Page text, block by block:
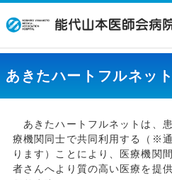
あきたハートフルネッ
あきたハートフルネットは、
療機関同士で共同利用する（※
ります）ことにより、医療機関
者さんへより質の高い医療を提